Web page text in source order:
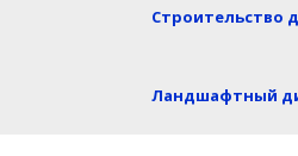
Строительство
Ландшафтный